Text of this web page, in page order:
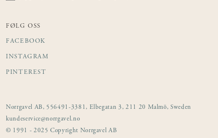
FØLG OSS
FACEBOOK
INSTAGRAM
PINTEREST
Norrgavel AB, 556491-3381, Elbegatan 3, 211 20 Malmö, Sweden
kundeservice@norrgavel.no
© 1991 - 2025 Copyright Norrgavel AB